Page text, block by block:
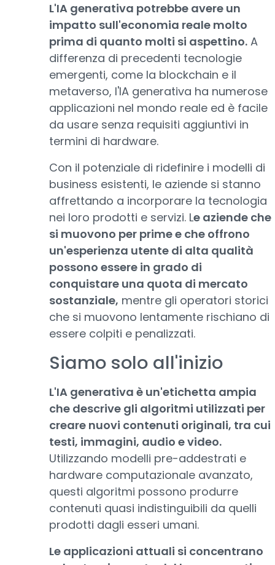
L'IA generativa potrebbe avere un
impatto sull'economia reale molto
prima di quanto molti si aspettino. A
differenza di precedenti tecnologie
emergenti, come la blockchain e il
metaverso, l'IA generativa ha numerose
applicazioni nel mondo reale ed è facile
da usare senza requisiti aggiuntivi in
termini di hardware.
Con il potenziale di ridefinire i modelli di
business esistenti, le aziende si stanno
affrettando a incorporare la tecnologia
nei loro prodotti e servizi. Le aziende che
si muovono per prime e che offrono
un'esperienza utente di alta qualità
possono essere in grado di
conquistare una quota di mercato
sostanziale, mentre gli operatori storici
che si muovono lentamente rischiano di
essere colpiti e penalizzati.
Siamo solo all'inizio
L'IA generativa è un'etichetta ampia
che descrive gli algoritmi utilizzati per
creare nuovi contenuti originali, tra cui
testi, immagini, audio e video.
Utilizzando modelli pre-addestrati e
hardware computazionale avanzato,
questi algoritmi possono produrre
contenuti quasi indistinguibili da quelli
prodotti dagli esseri umani.
Le applicazioni attuali si concentrano